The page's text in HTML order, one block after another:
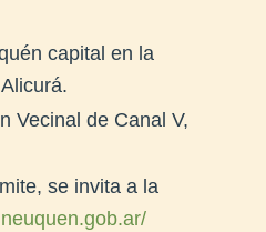
capital en la
Vecinal de Canal V,
se invita a la